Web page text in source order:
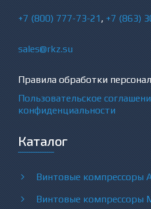
+7 (800) 777-73-21, +7 (863)
sales@rkz.su
Правила обработки
Пользовательское
конфиденциальности
Каталог
Винтовые компрессоры
Винтовые компрессоры